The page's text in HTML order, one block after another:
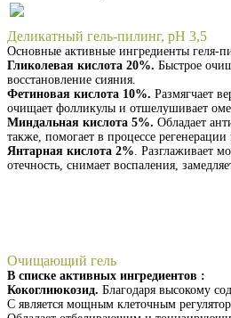
Деликатный гель-пилинг, pH 3,5
Основные активные ингредиенты геля-
Гликолевая кислота 20%. Быстрое
восстановление сияния.
Фетиновая кислота 10%. Размягчает
очищает фолликулы и отшелушивает
Миндальная кислота 5%. Обладает
также, помогает в процессе
Янтарная кислота 2%. Разглаживает
отечность, снимает воспаления,
Очищающий гель
В списке активных ингредиентов :
Кокоглиюкозид. Благодаря высокому
С является мощным клеточным